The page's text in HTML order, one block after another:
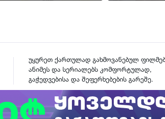
სერია 40
სერია 41
სერია 42
სერია 43
სერია 44
უყურეთ ქართულად გახმოვანებულ
ანიმეს და სერიალებს კომფორტულად,
გაჭედვებისა და შეფერხებების გარეშე.
ᲙᲝᲜᲢᲐᲥᲢᲘ